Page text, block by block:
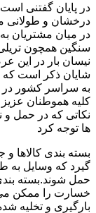
در پایان گفتنی
درخشان و طولانی
در میان مشتریان
سنگین همچون
نیسان بار در این
شایان ذکر است که
به سراسر کشور در
کلیه هموطنان
نکاتی که در حمل و
ها توجه کرد
بسته بندی
گیرد که وسایل به
حمل شوند.بسته
خسارت را ممکن
بارگیری و تخلیه